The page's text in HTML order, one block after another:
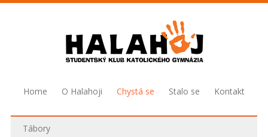
Home O Halahoji Chystá se Stalo se Kontakt
Tábory